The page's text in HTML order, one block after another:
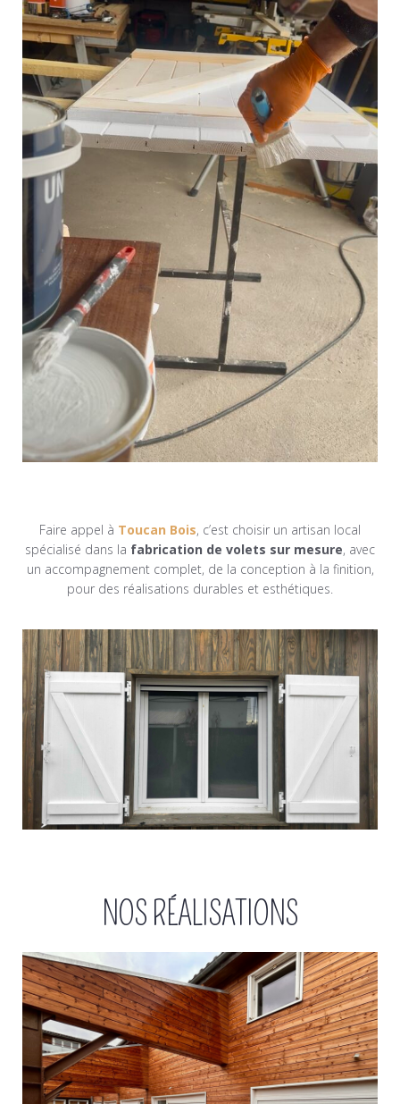
Faire appel à Toucan Bois, c’est choisir un artisan local
spécialisé dans la fabrication de volets sur mesure, avec
un accompagnement complet, de la conception à la finition,
pour des réalisations durables et esthétiques.
NOS RÉALISATIONS
le Bassin d'Arcachon